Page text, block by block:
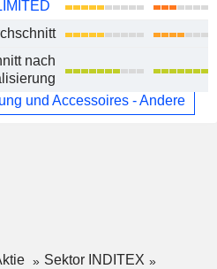
nach
und Accessoires - Andere
Sektor INDITEX